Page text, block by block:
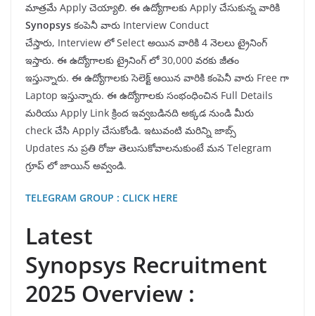
మాత్రమే Apply చెయ్యాలి. ఈ ఉద్యోగాలకు Apply చేసుకున్న వారికి
Synopsys కంపెనీ వారు Interview Conduct
చేస్తారు, Interview లో Select అయిన వారికి 4 నెలలు ట్రైనింగ్
ఇస్తారు. ఈ ఉద్యోగాలకు ట్రైనింగ్ లో 30,000 వరకు జీతం
ఇస్తున్నారు. ఈ ఉద్యోగాలకు సెలెక్ట్ ఆయిన వారికి కంపెనీ వారు Free గా
Laptop ఇస్తున్నారు. ఈ ఉద్యోగాలకు సంభంధించిన Full Details
మరియు Apply Link క్రింద ఇవ్వబడినది అక్కడ నుండి మీరు
check చేసి Apply చేసుకోండి. ఇటువంటి మరిన్ని జాబ్స్
Updates ను ప్రతి రోజు తెలుసుకోవాలనుకుంటే మన Telegram
గ్రూప్ లో జాయిన్ అవ్వండి.
TELEGRAM GROUP : CLICK HERE
Latest
Synopsys Recruitment
2025 Overview :